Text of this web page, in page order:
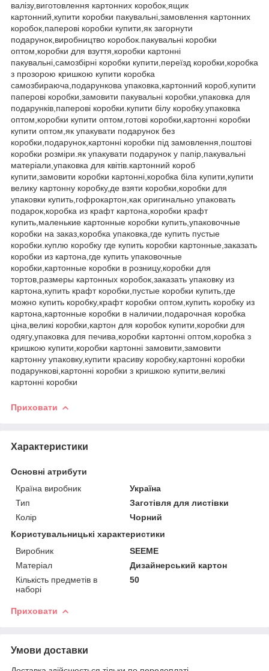
валізу,виготовлення картонних коробок,ящик
картонний,купити коробки пакувальні,замовлення картонних
коробок,паперові коробки купити,як загорнути
подарунок,виробництво коробок.пакувальні коробки
оптом,коробки для взуття,коробки картонні
пакувальні,самозбірні коробки купити,переїзд коробки,коробка
з прозорою кришкою купити коробка
самозбираюча,подарункова упаковка,картонний короб,купити
паперові коробки,замовити пакувальні коробки,упаковка для
подарунків,паперові коробки.купити білу коробку.упаковка
оптом,коробки купити оптом,готові коробки,картонні коробки
купити оптом,як упакувати подарунок без
коробки,подарунок,картонні коробки під замовлення,поштові
коробки розміри.як упакувати подарунок у папір,пакувальні
матеріали,упаковка для квітів.картонний короб
купити,замовити коробки картонні,коробка біла купити,купити
велику картонну коробку,де взяти коробки,коробки для
упаковки купить,гофрокартон,как оригинально упаковать
подарок,коробка из крафт картона,коробки крафт
купить,маленькие картонные коробки купить,упаковочные
коробки на заказ,коробка упаковка,где купить пустые
коробки.куплю коробку где купить коробки картонные,заказать
коробки из картона,где купить упаковочные
коробки,картонные коробки в розницу,коробки для
тортов,размеры картонных коробок,заказать упаковку из
картона,купить крафт коробки,пустые коробки купить,где
можно купить коробку,крафт коробки оптом,купить коробку из
картона,картонные коробки в наличии,подарочная коробка
ціна,великі коробки,картон для коробок купити,коробки для
одягу,упаковка для печива,коробки картонні оптом,коробка з
кришкою купити,коробки картонні замовити,замовити
картонну упаковку,купити красиву коробку,картонні коробки
подарункові,картонні коробки з кришкою купити,великі
картонні коробки
Приховати
Характеристики
Основні атрибути
Країна виробник
Україна
Тип
Заготівля для листівки
Колір
Чорний
Користувальницькі характеристики
Виробник
SEEME
Матеріал
Дизайнерський картон
Кількість предметів в
наборі
50
Приховати
Умови доставки